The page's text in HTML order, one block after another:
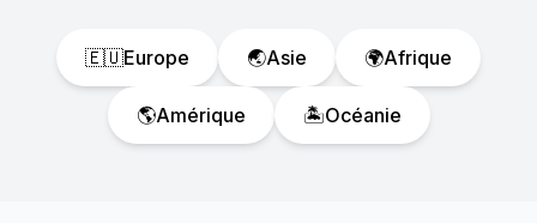
🇪🇺Europe 🌏Asie 🌍Afrique
🌎Amérique 🏝️Océanie